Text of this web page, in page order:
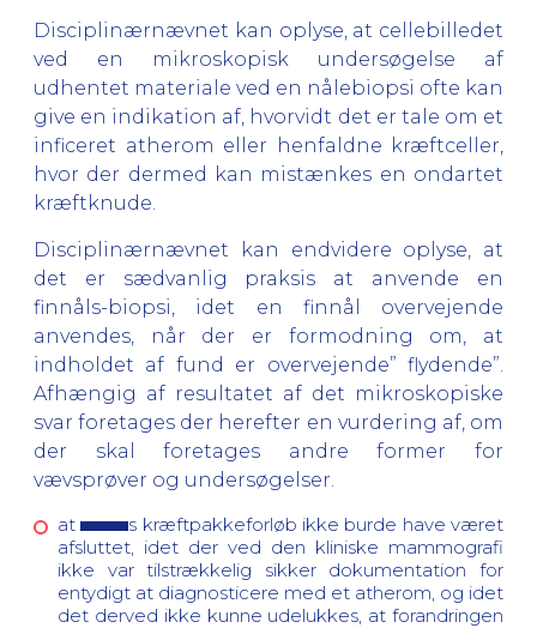
Disciplinærnævnet kan oplyse, at cellebilledet
ved en mikroskopisk undersøgelse af
udhentet materiale ved en nålebiopsi ofte kan
give en indikation af, hvorvidt det er tale om et
inficeret atherom eller henfaldne kræftceller,
hvor der dermed kan mistænkes en ondartet
kræftknude.
Disciplinærnævnet kan endvidere oplyse, at
det er sædvanlig praksis at anvende en
finnåls-biopsi, idet en finnål overvejende
anvendes, når der er formodning om, at
indholdet af fund er overvejende” flydende”.
Afhængig af resultatet af det mikroskopiske
svar foretages der herefter en vurdering af, om
der skal foretages andre former for
vævsprøver og undersøgelser.
at
s kræftpakkeforløb ikke burde have været
afsluttet, idet der ved den kliniske mammografi
ikke var tilstrækkelig sikker dokumentation for
entydigt at diagnosticere med et atherom, og idet
det derved ikke kunne udelukkes, at forandringen